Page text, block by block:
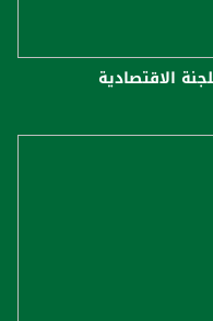
الاقتصادية